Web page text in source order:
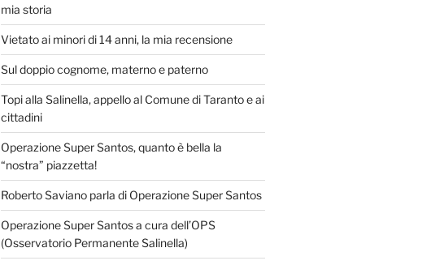
mia storia
Vietato ai minori di 14 anni, la mia recensione
Sul doppio cognome, materno e paterno
Topi alla Salinella, appello al Comune di Taranto e ai
cittadini
Operazione Super Santos, quanto è bella la
“nostra” piazzetta!
Roberto Saviano parla di Operazione Super Santos
Operazione Super Santos a cura dell’OPS
(Osservatorio Permanente Salinella)